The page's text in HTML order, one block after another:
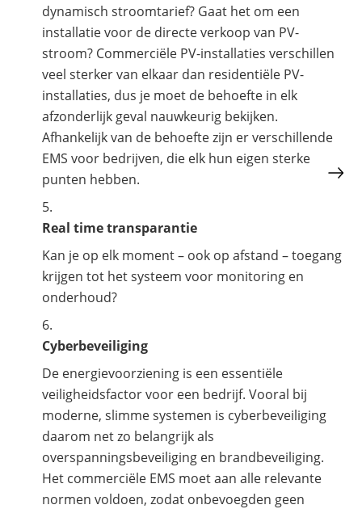
dynamisch stroomtarief? Gaat het om een
installatie voor de directe verkoop van PV-
stroom? Commerciële PV-installaties verschillen
veel sterker van elkaar dan residentiële PV-
installaties, dus je moet de behoefte in elk
afzonderlijk geval nauwkeurig bekijken.
Afhankelijk van de behoefte zijn er verschillende
EMS voor bedrijven, die elk hun eigen sterke
punten hebben.
Real time transparantie
Kan je op elk moment – ook op afstand – toegang
krijgen tot het systeem voor monitoring en
onderhoud?
Cyberbeveiliging
De energievoorziening is een essentiële
veiligheidsfactor voor een bedrijf. Vooral bij
moderne, slimme systemen is cyberbeveiliging
daarom net zo belangrijk als
overspanningsbeveiliging en brandbeveiliging.
Het commerciële EMS moet aan alle relevante
normen voldoen, zodat onbevoegden geen